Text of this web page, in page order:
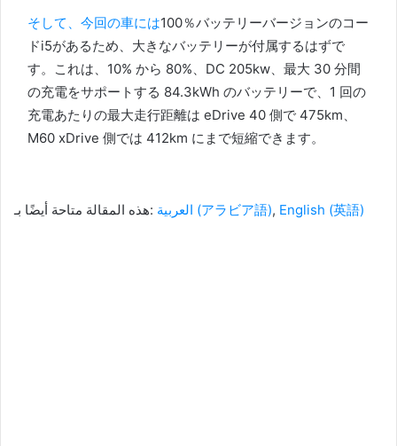
そして、今回の車には100％バッテリーバージョンのコー
ドi5があるため、大きなバッテリーが付属するはずで
す。
これは、10% から 80%、DC 205kw、最大 30 分間
の充電をサポートする 84.3kWh のバッテリーで、1 回の
充電あたりの最大走行距離は eDrive 40 側で 475km、
M60 xDrive 側では 412km にまで短縮できます。
هذه المقالة متاحة أيضًا بـ: العربية (アラビア語) English (英語)